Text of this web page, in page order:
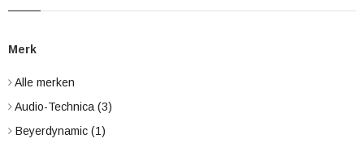
Merk
Alle merken
Audio-Technica (3)
Beyerdynamic (1)